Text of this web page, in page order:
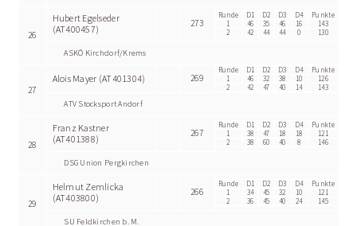
26
Hubert Egelseder
(AT400457)
273
Runde D1 D2 D3 D4
Punkte
1
46 35 46 16
143
2
42 44 44 0 130
ASKÖ Kirchdorf/Krems
27
Alois Mayer (AT401304) 269
Runde D1 D2 D3 D4
Punkte
1
46 32 38 10
126
2
42 47 40 14
143
ATV Stocksport Andorf
28
Franz Kastner
(AT401388)
267
Runde D1 D2 D3 D4
Punkte
1
38 47 18 18
121
2
38 60 40 8 146
DSG Union Pergkirchen
29
Helmut Zemlicka
(AT403800)
266
Runde D1 D2 D3 D4
Punkte
1
34 45 32 10
121
2
36 45 40 24 145
SU Feldkirchen b. M.